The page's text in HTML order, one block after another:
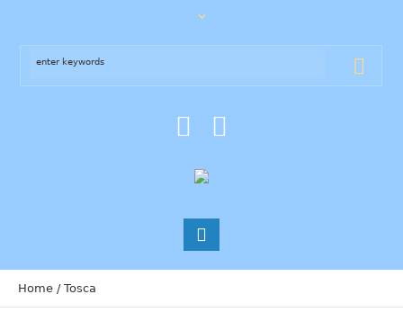
Home / Tosca